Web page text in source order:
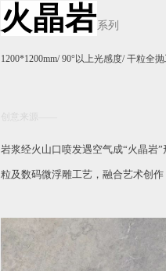
火晶岩系列
1200*1200mm/ 90°以上光感度/ 干粒全
岩浆经火山口喷发遇空气成“火晶岩
粒及数码微浮雕工艺，融合艺术创作